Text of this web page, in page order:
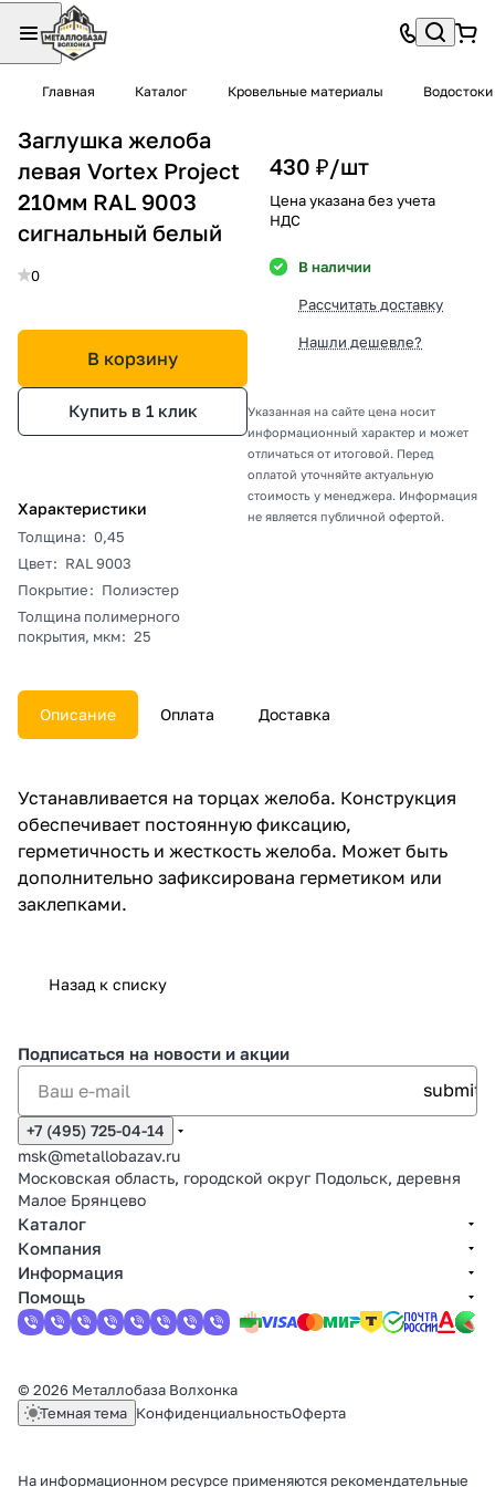
Главная Каталог Кровельные материалы Водостоки
Заглушка желоба
левая Vortex Project
210мм RAL 9003
сигнальный белый
0
В корзину
Купить в 1 клик
Характеристики
Толщина: 0,45
Цвет: RAL 9003
Покрытие: Полиэстер
Толщина полимерного
покрытия, мкм: 25
430 ₽/шт
Цена указана без учета
НДС
В наличии
Рассчитать доставку
Нашли дешевле?
Указанная на сайте цена носит
информационный характер и может
отличаться от итоговой. Перед
оплатой уточняйте актуальную
стоимость у менеджера. Информация
не является публичной офертой.
Описание Оплата Доставка
Устанавливается на торцах желоба. Конструкция
обеспечивает постоянную фиксацию,
герметичность и жесткость желоба. Может быть
дополнительно зафиксирована герметиком или
заклепками.
Назад к списку
Подписаться на новости и акции
+7 (495) 725-04-14
msk@metallobazav.ru
Московская область, городской округ Подольск, деревня
Малое Брянцево
Каталог
Компания
Информация
Помощь
© 2026 Металлобаза Волхонка
Темная тема КонфиденциальностьОферта
На информационном ресурсе применяются рекомендательные